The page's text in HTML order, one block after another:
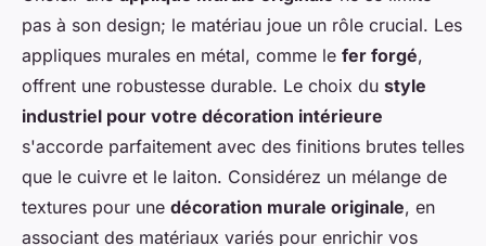
pas à son design; le matériau joue un rôle crucial. Les
appliques murales en métal, comme le fer forgé,
offrent une robustesse durable. Le choix du style
industriel pour votre décoration intérieure
s'accorde parfaitement avec des finitions brutes telles
que le cuivre et le laiton. Considérez un mélange de
textures pour une décoration murale originale, en
associant des matériaux variés pour enrichir vos